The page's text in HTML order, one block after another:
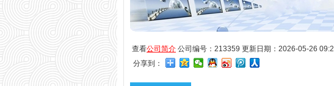
查看公司简介 公司编号：213359 更新日期：2026-05-26
分享到：